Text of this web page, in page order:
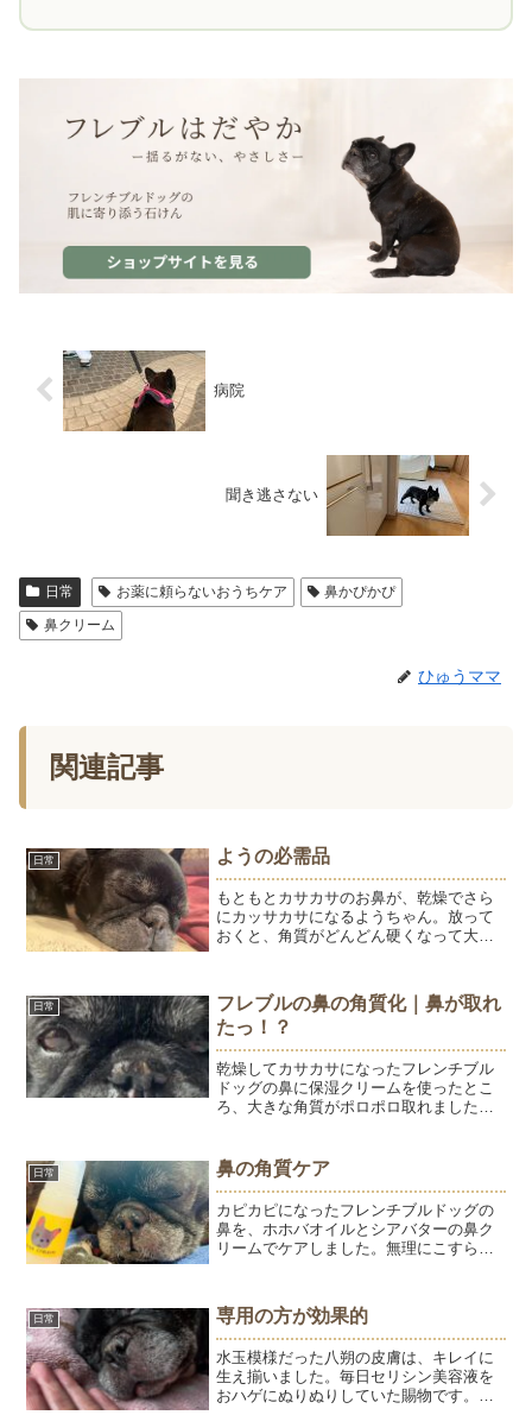
病院
聞き逃さない
日常 お薬に頼らないおうちケア
鼻かぴかぴ
鼻クリーム
ひゅうママ
関連記事
日常 ようの必需品
もともとカサカサのお鼻が、乾燥でさら
にカッサカサになるようちゃん。放って
おくと、角質がどんどん硬くなって大き
リームを鼻に塗っていました。肉球クリ
ームでもいいんだけど、...
日常
フレブルの鼻の角質化｜鼻が取れ
たっ！？
乾燥してカサカサになったフレンチブル
ドッグの鼻に保湿クリームを使ったとこ
ろ、大きな角質がポロポロ取れました。
日常 鼻の角質ケア
カピカピになったフレンチブルドッグの
鼻を、ホホバオイルとシアバターの鼻ク
リームでケアしました。無理にこすらず
をご紹介します。
日常 専用の方が効果的
水玉模様だった八朔の皮膚は、キレイに
生え揃いました。毎日セリシン美容液を
おハゲにぬりぬりしていた賜物です。つ